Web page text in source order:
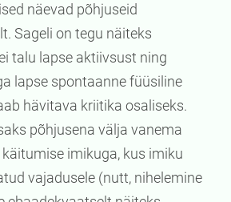
näevad põhjuseid
Sageli on tegu näiteks
talu lapse aktiivsust ning
lapse spontaanne füüsiline
hävitava kriitika osaliseks.
põhjusena välja vanema
imikuga, kus imiku
vajadusele (nutt, nihelemine